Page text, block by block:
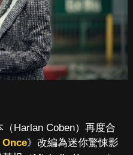
Harlan Coben）再度合
Once》改編為迷你驚悚影